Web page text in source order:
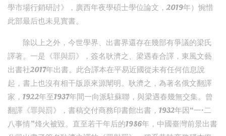
學市場行銷研討》，廣西年夜學碩士學位論文，2019年）惋惜
此部最后也未見實書。
除以上之外，今世學界、出書界還存在幾部有爭議的梁氏
譯著。一是《罪與罰》，簽名耿濟之、梁遇春合譯，東風文藝
出書社2017年出書。此合譯本在平易近國從未有任何信息說
起，書上也沒有相干版原來源闡明。耿濟之，為著名俄文翻譯
家，1922年至1937年間一向派駐蘇聯，與梁遇春幾無交集。曾
翻譯《罪與罰》，書稿交付商務印書館出書，1932年因“一·二
八事情”烽火被毀。直至若干年后的1986年，中國臺灣前景出書